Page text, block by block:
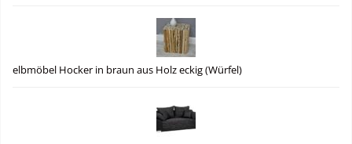
elbmöbel Hocker in braun aus Holz eckig (Würfel)